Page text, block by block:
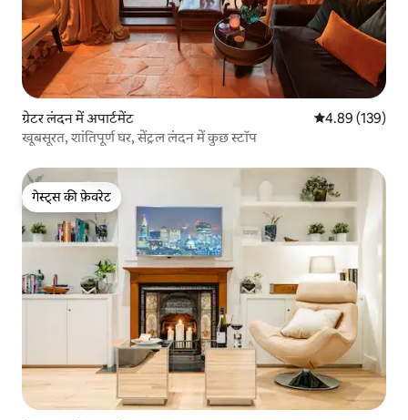
ग्रेटर लंदन में अपार्टमेंट औसत रेटिंग 5 में से
4.89 (139)
खूबसूरत, शांतिपूर्ण घर, सेंट्रल लंदन में कुछ स्टॉप
गेस्ट्स की फ़ेवरेट
गेस्ट्स की फ़ेवरेट